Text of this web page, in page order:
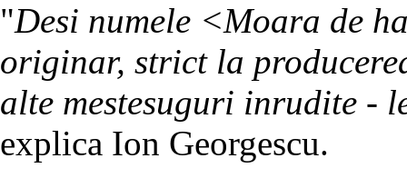
"Desi numele <Moara de
originar, strict la
alte mestesuguri inrudite -
explica Ion Georgescu.